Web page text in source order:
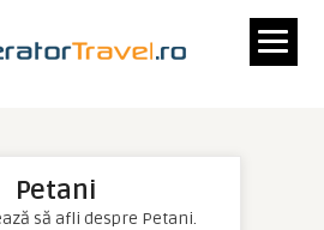
Petani
să afli despre Petani.